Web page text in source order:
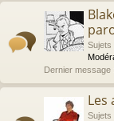
Sujets
Dernier message :
Les
Sujets